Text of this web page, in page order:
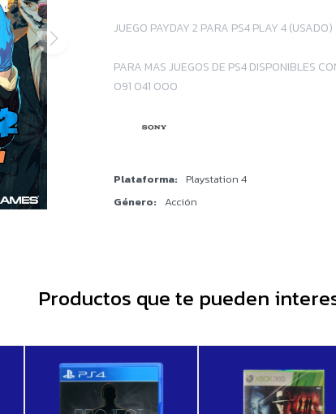
JUEGO PAYDAY 2 PARA PS4 PLAY 4 (USADO)
PARA MAS JUEGOS DE PS4 DISPONIBLES
091 041 000
Plataforma
Playstation 4
Género
Acción
Productos que te pueden